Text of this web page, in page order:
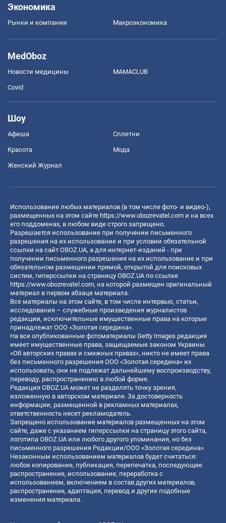
Экономика
Рынки и компании Mакроэкономика
MedOboz
Новости медицины MAMACLUB
Covid
Шоу
Афиша Сплетни
Красота Мода
Женский Журнал
Использование любых материалов (в том числе фото- и видео-),
размещенных на этом сайте https://www.obozrevatel.com и на всех
его поддоменах, в любом виде строго запрещено.
Разрешается использование при получении письменного
разрешения на их использование и при условии обязательной
ссылки на сайт OBOZ.UA, а для интернет-изданий - при
получении письменного разрешения на их использование и при
обязательном размещении прямой, открытой для поисковых
систем, гиперссылки на страницу OBOZ.UA по ссылке
https://www.obozrevatel.com, на которой размещен оригинальный
материал в первом абзаце материала.
Все материалы на этом сайте, в том числе интервью, статьи,
исследования – служебные произведения журналистов
редакции, исключительные имущественные права на которые
принадлежат ООО «Золотая середина».
На все опубликованные фотоматериалы Getty Images редакция
имеет имущественные права, защищаемые законом Украины
«Об авторских правах и смежных правах», никто не имеет права
без письменного разрешения ООО «Золотая середина» их
использовать, они не подлежат дальнейшему воспроизводству,
переводу, распространению в любой форме.
Редакция OBOZ.UA может не разделять точку зрения,
изложенную в авторском материале. За достоверность
информации, размещенной в рекламных материалах,
ответственность несет рекламодатель.
Запрещено использование материалов размещенных на этом
сайте, даже с указанием гиперссылки на страницу этого сайта,
логотипа OBOZ.UA или любого другого упоминания, но без
письменного разрешения Редакции/ООО «Золотая середина»
Незаконным использованием материалов будет считаться:
любое копирование, публикация, перепечатка, последующее
распространение, использование, переработка с
использованием, включением в состав других материалов,
распространение, адаптация, перевод и другие подобные
изменения материала.